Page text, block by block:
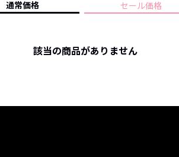
キング
ランド
プライバシーポリシー
通常価格 セール価格
該当の商品がありません